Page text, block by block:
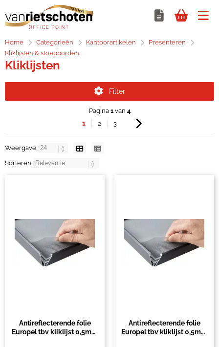
Home Categorieën Kantoorartikelen
Presenteren
Kliklijsten & stoepborden
Kliklijsten
Filter
Pagina 1van 4
1 2 3
Weergave:
Sorteren:
Antireflecterende folie
Europel tbv kliklijst 0,5mm
Antireflecterende folie
Europel tbv kliklijst 0,5mm